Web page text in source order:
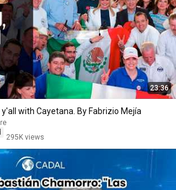
23:36
with Cayetana. By Fabrizio Mejía
295K views